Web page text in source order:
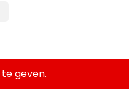
geven.